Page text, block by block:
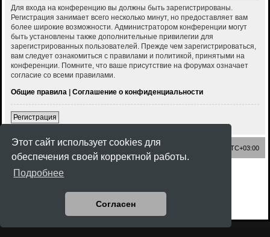
Этот сайт использует cookies для
обеспечения своей корректной работы.
Подробнее
Согласен
Для входа на конференцию вы должны быть зарегистрированы.
Регистрация занимает всего несколько минут, но предоставляет вам
более широкие возможности. Администратором конференции могут
быть установлены также дополнительные привилегии для
зарегистрированных пользователей. Прежде чем зарегистрироваться,
вам следует ознакомиться с правилами и политикой, принятыми на
конференции. Помните, что ваше присутствие на форумах означает
согласие со всеми правилами.
Общие правила | Соглашение о конфиденциальности
Регистрация
Список форумов UTC+03:00
Создано на основе
Русская поддержка phpBB
Конфиденциальность